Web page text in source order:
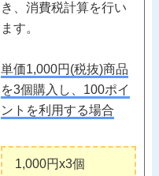
き、消費税計算を行い
ます。
単価1,000円(税抜)商品
を3個購入し、100ポイ
ントを利用する場合
1,000円x3個